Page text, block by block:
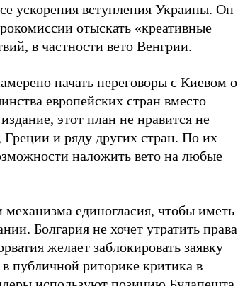
ускорения вступления Украины. Он
отыскать «креативные
в частности вето Венгрии.
начать переговоры с Киевом о
европейских стран вместо
этот план не нравится не
и ряду других стран. По их
наложить вето на любые
единогласия, чтобы иметь
Болгария не хочет утратить права
желает заблокировать заявку
в публичной риторике критика в